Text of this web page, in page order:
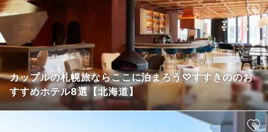
カップルの札幌旅ならここに泊まろう♡すすきののお
すすめホテル8選【北海道】